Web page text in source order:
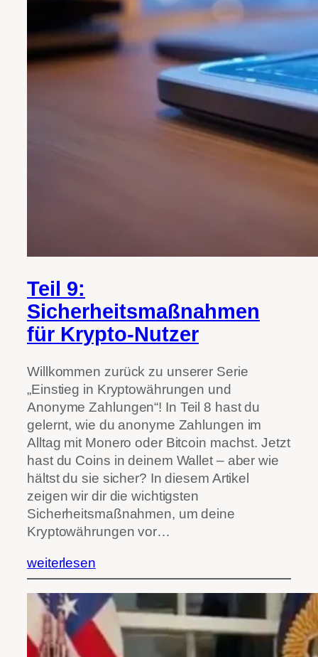
Teil 9:
Sicherheitsmaßnahmen
für Krypto-Nutzer
Willkommen zurück zu unserer Serie
„Einstieg in Kryptowährungen und
Anonyme Zahlungen“! In Teil 8 hast du
gelernt, wie du anonyme Zahlungen im
Alltag mit Monero oder Bitcoin machst. Jetzt
hast du Coins in deinem Wallet – aber wie
hältst du sie sicher? In diesem Artikel
zeigen wir dir die wichtigsten
Sicherheitsmaßnahmen, um deine
Kryptowährungen vor…
weiterlesen